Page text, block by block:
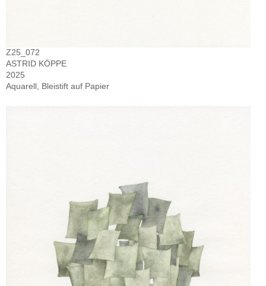
Z25_072
ASTRID KÖPPE
2025
Aquarell, Bleistift auf Papier